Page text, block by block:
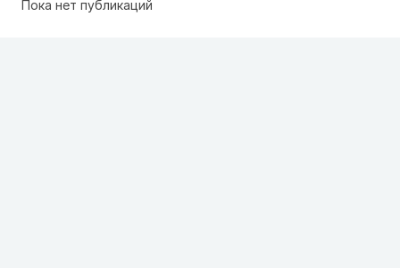
Пока нет публикаций